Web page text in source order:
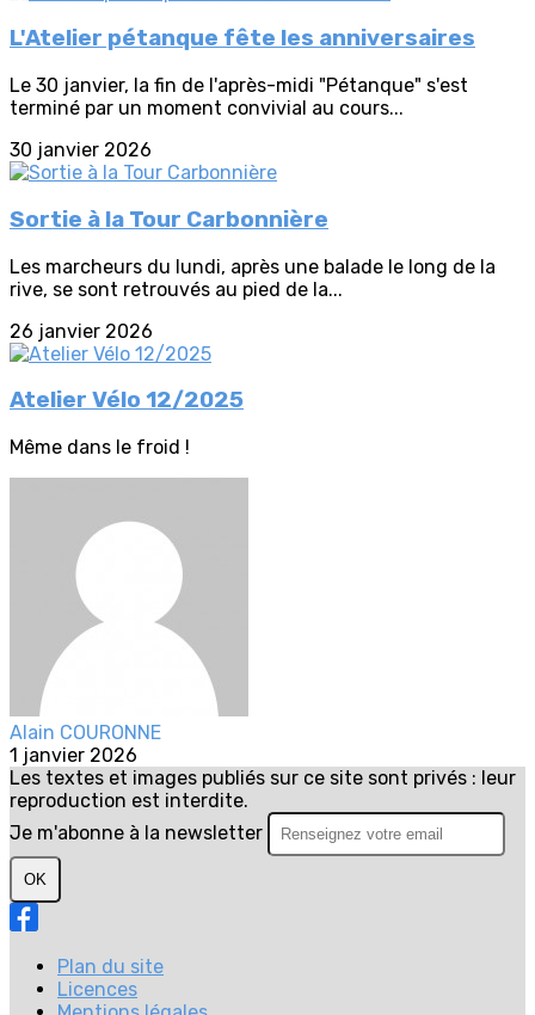
L'Atelier pétanque fête les anniversaires
Le 30 janvier, la fin de l'après-midi "Pétanque" s'est
terminé par un moment convivial au cours...
30 janvier 2026
Sortie à la Tour Carbonnière
Les marcheurs du lundi, après une balade le long de la
rive, se sont retrouvés au pied de la...
26 janvier 2026
Atelier Vélo 12/2025
Même dans le froid !
Alain COURONNE
1 janvier 2026
Les textes et images publiés sur ce site sont privés : leur
reproduction est interdite.
Je m'abonne à la newsletter
OK
Plan du site
Licences